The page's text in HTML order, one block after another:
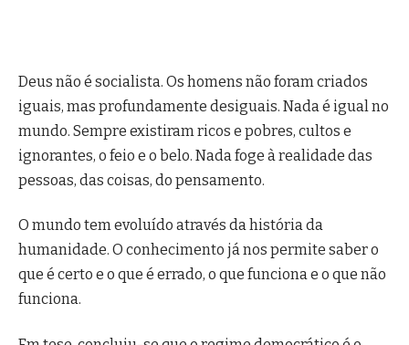
Deus não é socialista. Os homens não foram criados
iguais, mas profundamente desiguais. Nada é igual no
mundo. Sempre existiram ricos e pobres, cultos e
ignorantes, o feio e o belo. Nada foge à realidade das
pessoas, das coisas, do pensamento.
O mundo tem evoluído através da história da
humanidade. O conhecimento já nos permite saber o
que é certo e o que é errado, o que funciona e o que não
funciona.